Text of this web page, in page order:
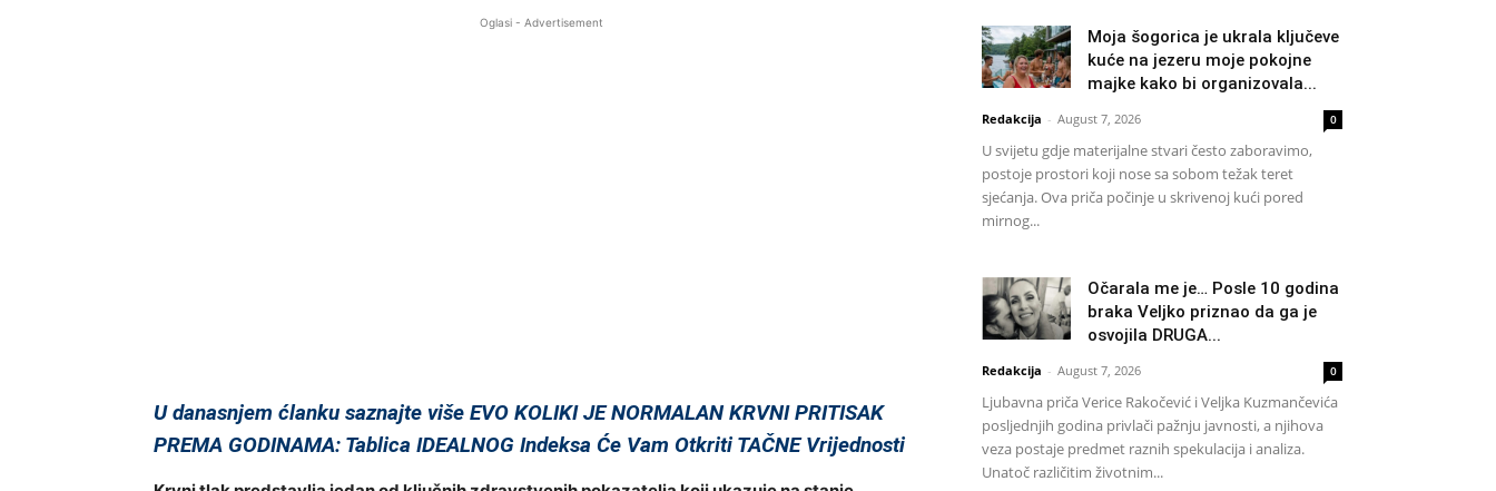
Oglasi - Advertisement
U danasnjem ćlanku saznajte više EVO KOLIKI JE NORMALAN KRVNI PRITISAK
PREMA GODINAMA: Tablica IDEALNOG Indeksa Će Vam Otkriti TAČNE Vrijednosti
Moja šogorica je ukrala ključeve
kuće na jezeru moje pokojne
majke kako bi organizovala...
Redakcija - August 7, 2026 0
U svijetu gdje materijalne stvari često zaboravimo,
postoje prostori koji nose sa sobom težak teret
sjećanja. Ova priča počinje u skrivenoj kući pored
mirnog...
Očarala me je… Posle 10 godina
braka Veljko priznao da ga je
osvojila DRUGA...
Redakcija - August 7, 2026 0
Ljubavna priča Verice Rakočević i Veljka Kuzmančevića
posljednjih godina privlači pažnju javnosti, a njihova
veza postaje predmet raznih spekulacija i analiza.
Unatoč različitim životnim...